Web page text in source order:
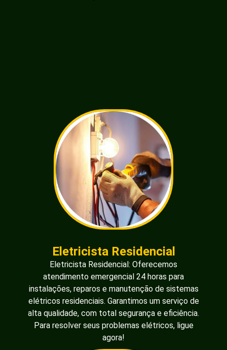
Eletricista Residencial
Eletricista Residencial: Oferecemos
atendimento emergencial 24 horas para
instalações, reparos e manutenção de sistemas
elétricos residenciais. Garantimos um serviço de
alta qualidade, com total segurança e eficiência.
Para resolver seus problemas elétricos, ligue
agora!